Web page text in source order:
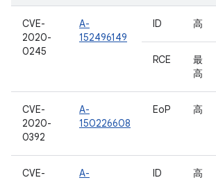
CVE-
2020-
0245
A-
152496149
ID 高
RCE
最
高
CVE-
2020-
0392
A-
150226608
EoP 高
CVE-
A-
ID 高